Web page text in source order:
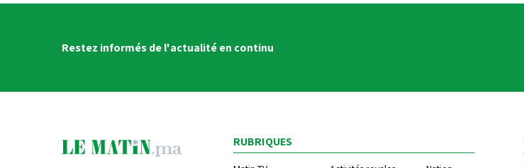
Restez informés de l'actualité en continu
RUBRIQUES